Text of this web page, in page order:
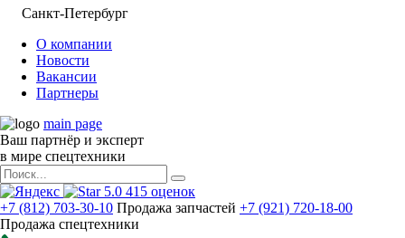
Санкт-Петербург
О компании
Новости
Вакансии
Партнеры
main page
Ваш партнёр и эксперт
в мире спецтехники
5.0 415 оценок
+7 (812) 703-30-10 Продажа запчастей +7 (921) 720-18-00
Продажа спецтехники